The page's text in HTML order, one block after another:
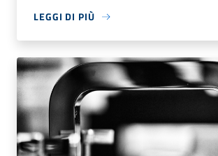
LEGGI DI PIÙ